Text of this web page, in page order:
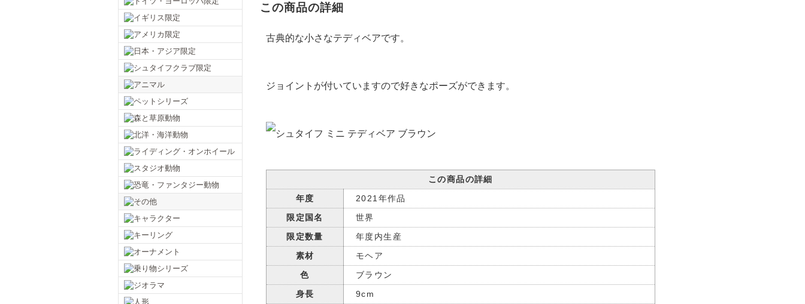
この商品の詳細
古典的な小さなテディベアです。
ジョイントが付いていますので好きなポーズができます。
この商品の詳細
年度
2021年作品
限定国名
世界
限定数量
年度内生産
素材
モヘア
色
ブラウン
身長
9cm